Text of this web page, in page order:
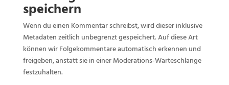
speichern
Wenn du einen Kommentar schreibst, wird dieser inklusive
Metadaten zeitlich unbegrenzt gespeichert. Auf diese Art
können wir Folgekommentare automatisch erkennen und
freigeben, anstatt sie in einer Moderations-Warteschlange
festzuhalten.